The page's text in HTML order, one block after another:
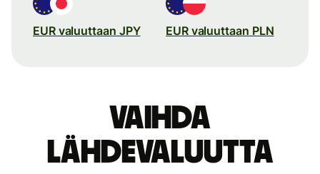
EUR valuuttaan JPY EUR valuuttaan PLN
Vaihda
lähdevaluutta